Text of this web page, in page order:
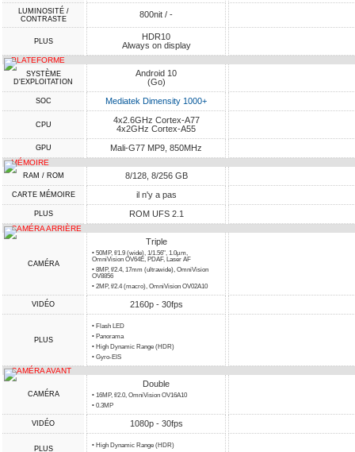
LUMINOSITÉ /
CONTRASTE
800nit / -
PLUS
HDR10
Always on display
PLATEFORME
SYSTÈME
D'EXPLOITATION
Android 10
(Go)
SOC Mediatek Dimensity 1000+
CPU
4x2.6GHz Cortex-A77
4x2GHz Cortex-A55
GPU Mali-G77 MP9, 850MHz
MÉMOIRE
RAM / ROM 8/128, 8/256 GB
CARTE MÉMOIRE il n'y a pas
PLUS ROM UFS 2.1
CAMÉRA ARRIÈRE
CAMÉRA
Triple
• 50MP, f/1.9 (wide), 1/1.56", 1.0µm,
OmniVision OV64E, PDAF, Laser AF
• 8MP, f/2.4, 17mm (ultrawide), OmniVision
OV8856
• 2MP, f/2.4 (macro), OmniVision OV02A10
VIDÉO 2160p - 30fps
PLUS
• Flash LED
• Panorama
• High Dynamic Range (HDR)
• Gyro-EIS
CAMÉRA AVANT
CAMÉRA
Double
• 16MP, f/2.0, OmniVision OV16A10
• 0.3MP
VIDÉO 1080p - 30fps
PLUS
• High Dynamic Range (HDR)